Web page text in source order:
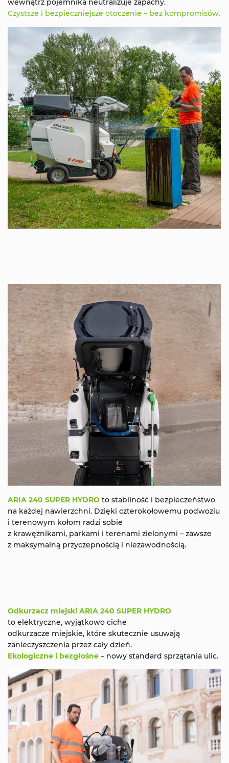
wewnątrz pojemnika neutralizuje zapachy.
Czystsze i bezpieczniejsze otoczenie – bez kompromisów.
ARIA 240 SUPER HYDRO to stabilność i bezpieczeństwo
na każdej nawierzchni. Dzięki czterokołowemu podwoziu
i terenowym kołom radzi sobie
z krawężnikami, parkami i terenami zielonymi – zawsze
z maksymalną przyczepnością i niezawodnością.
Odkurzacz miejski ARIA 240 SUPER HYDRO
to elektryczne, wyjątkowo ciche
odkurzacze miejskie, które skutecznie usuwają
zanieczyszczenia przez cały dzień.
Ekologiczne i bezgłośne – nowy standard sprzątania ulic.